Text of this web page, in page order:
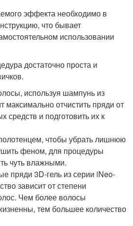
эффекта необходимо в
что бывает
использовании
достаточно проста и
используя шампунь из
максимально отчистить пряди от
средств и подготовить их к
чтобы убрать лишнюю
феном, для процедуры
чуть влажными.
пряди 3D-гель из серии iNeo-
зависит от степени
Чем более волосы
тем большее количество